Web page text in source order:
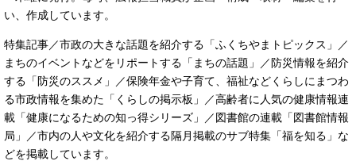
い、作成しています。
特集記事／市政の大きな話題を紹介する「ふくちやまトピックス」／
まちのイベントなどをリポートする「まちの話題」／防災情報を紹介
する「防災のススメ」／保険年金や子育て、福祉などくらしにまつわ
る市政情報を集めた「くらしの掲示板」／高齢者に人気の健康情報連
載「健康になるための知っ得シリーズ」／図書館の連載「図書館情報
局」／市内の人や文化を紹介する隔月掲載のサブ特集「福を知る」な
どを掲載しています。